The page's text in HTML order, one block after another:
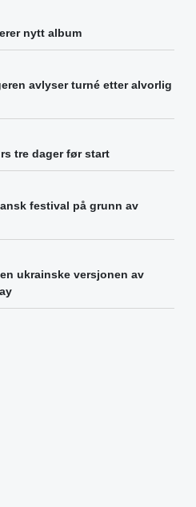
nytt album
avlyser turné etter alvorlig
tre dager før start
festival på grunn av
ukrainske versjonen av